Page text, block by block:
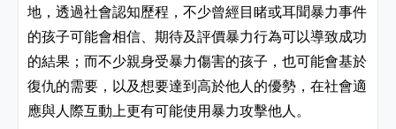
地，透過社會認知歷程，不少曾經目睹或耳聞暴力事件
的孩子可能會相信、期待及評價暴力行為可以導致成功
的結果；而不少親身受暴力傷害的孩子，也可能會基於
復仇的需要，以及想要達到高於他人的優勢，在社會適
應與人際互動上更有可能使用暴力攻擊他人。